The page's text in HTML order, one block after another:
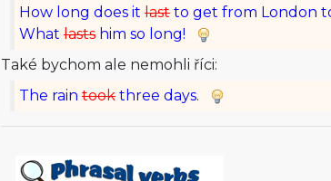
How long does it lastto get from London
What lastshim so long!
Také bychom ale nemohli říci:
The rain tookthree days.